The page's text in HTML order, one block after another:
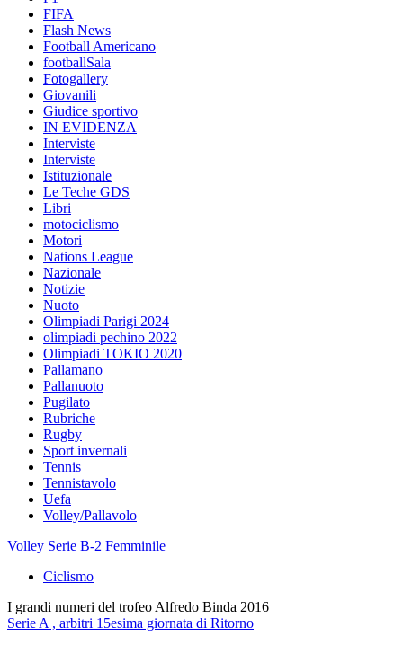
FIFA
Flash News
Football Americano
footballSala
Fotogallery
Giovanili
Giudice sportivo
IN EVIDENZA
Interviste
Interviste
Istituzionale
Le Teche GDS
Libri
motociclismo
Motori
Nations League
Nazionale
Notizie
Nuoto
Olimpiadi Parigi 2024
olimpiadi pechino 2022
Olimpiadi TOKIO 2020
Pallamano
Pallanuoto
Pugilato
Rubriche
Rugby
Sport invernali
Tennis
Tennistavolo
Uefa
Volley/Pallavolo
Volley Serie B-2 Femminile
Ciclismo
I grandi numeri del trofeo Alfredo Binda 2016
Serie A , arbitri 15esima giornata di Ritorno